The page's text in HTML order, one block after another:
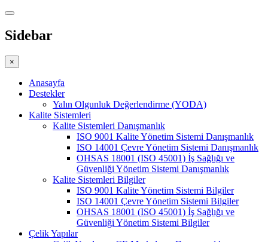
Sidebar
×
Anasayfa
Destekler
Yalın Olgunluk Değerlendirme (YODA)
Kalite Sistemleri
Kalite Sistemleri Danışmanlık
ISO 9001 Kalite Yönetim Sistemi Danışmanlık
ISO 14001 Çevre Yönetim Sistemi Danışmanlık
OHSAS 18001 (ISO 45001) İş Sağlığı ve
Güvenliği Yönetim Sistemi Danışmanlık
Kalite Sistemleri Bilgiler
ISO 9001 Kalite Yönetim Sistemi Bilgiler
ISO 14001 Çevre Yönetim Sistemi Bilgiler
OHSAS 18001 (ISO 45001) İş Sağlığı ve
Güvenliği Yönetim Sistemi Bilgiler
Çelik Yapılar